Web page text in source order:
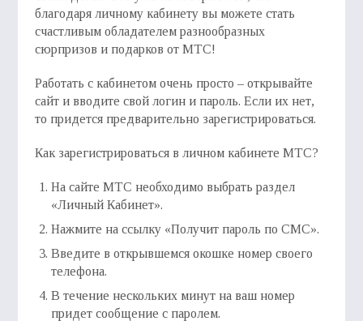
благодаря личному кабинету вы можете стать
счастливым обладателем разнообразных
сюрпризов и подарков от МТС!
Работать с кабинетом очень просто – открывайте
сайт и вводите свой логин и пароль. Если их нет,
то придется предварительно зарегистрироваться.
Как зарегистрироваться в личном кабинете МТС?
На сайте МТС необходимо выбрать раздел
«Личный Кабинет».
Нажмите на ссылку «Получит пароль по СМС».
Введите в открывшемся окошке номер своего
телефона.
В течение нескольких минут на ваш номер
придет сообщение с паролем.